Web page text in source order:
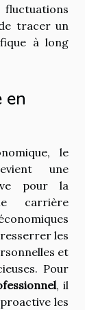
tracer un
à long
en
le
une
pour la
carrière
les
et
Pour
, il
les